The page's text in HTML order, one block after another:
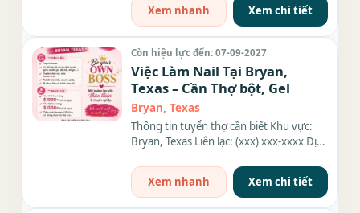
Xem nhanh
Xem chi tiết
Còn hiệu lực đến: 07-09-2027
Việc Làm Nail Tại Bryan,
Texas – Cần Thợ bột, Gel
Bryan, Texas
Thông tin tuyển thợ cần biết Khu vực:
Bryan, Texas Liên lạc: (xxx) xxx-xxxx Địa
Xem nhanh
Xem chi tiết